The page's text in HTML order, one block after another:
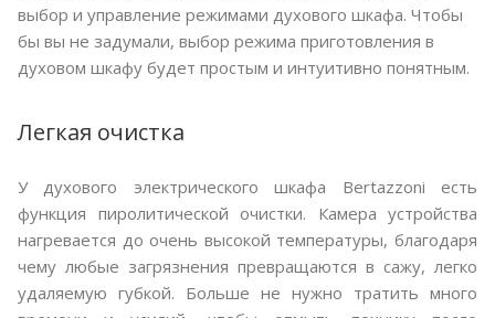
выбор и управление режимами духового шкафа. Чтобы
бы вы не задумали, выбор режима приготовления в
духовом шкафу будет простым и интуитивно понятным.
Легкая очистка
У духового электрического шкафа Bertazzoni есть
функция пиролитической очистки. Камера устройства
нагревается до очень высокой температуры, благодаря
чему любые загрязнения превращаются в сажу, легко
удаляемую губкой. Больше не нужно тратить много